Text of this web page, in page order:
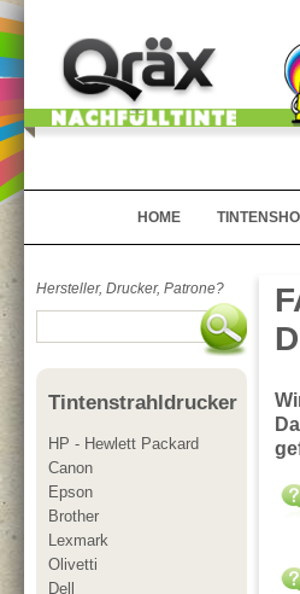
HOME
Hersteller, Drucker, Patrone?
Tintenstrahldrucker
HP - Hewlett Packard
Canon
Epson
Brother
Lexmark
Olivetti
Dell